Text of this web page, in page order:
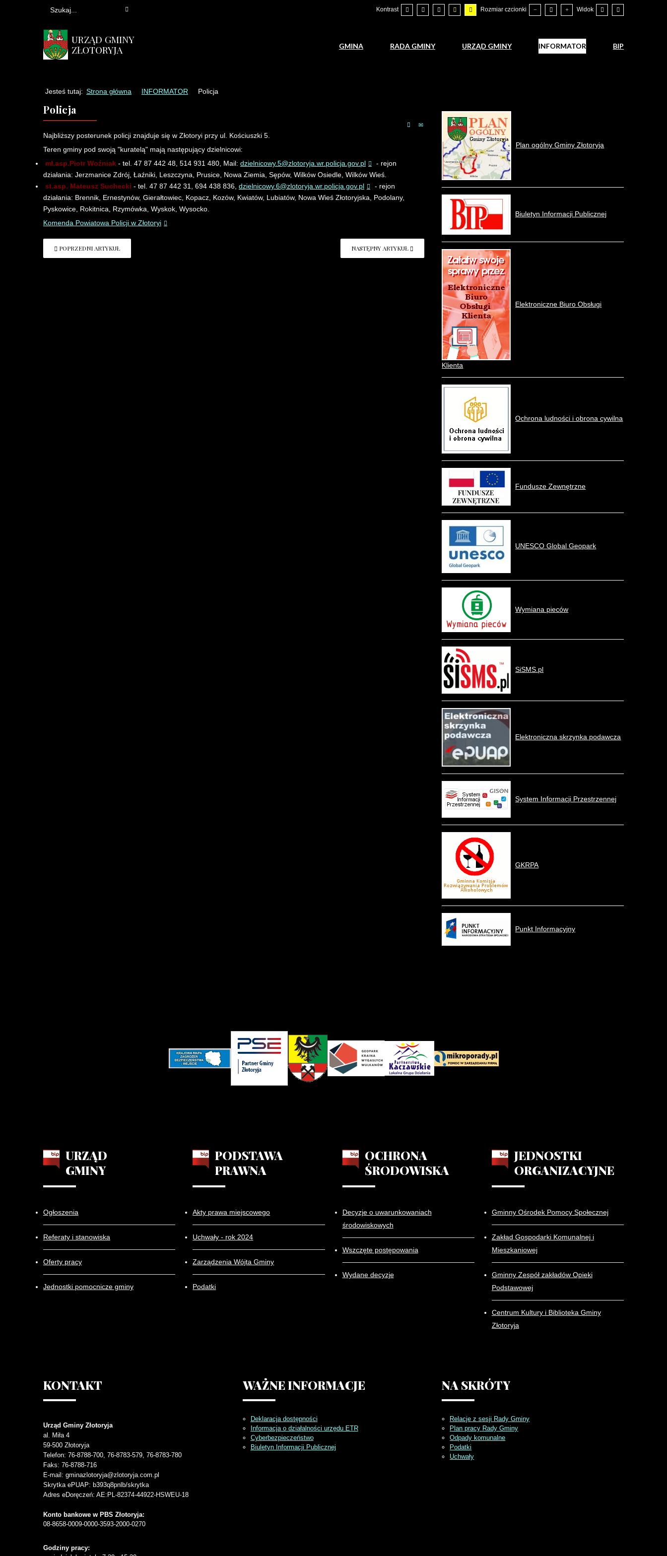
Kontrast Rozmiar czcionki Widok
URZĄD GMINY
ZŁOTORYJA
GMINA RADA GMINY URZĄD GMINY INFORMATOR BIP
Jesteś tutaj: Strona główna INFORMATOR Policja
Policja
Najbliższy posterunek policji znajduje się w Złotoryi przy ul. Kościuszki 5.
Teren gminy pod swoją "kuratelą" mają następujący dzielnicowi:
mł.asp.Piotr Woźniak - tel. 47 87 442 48, 514 931 480, Mail: dzielnicowy.5@zlotoryja.wr.policja.gov.pl
- rejon
działania: Jerzmanice Zdrój, Łaźniki, Leszczyna, Prusice, Nowa Ziemia, Sępów, Wilków Osiedle, Wilków Wieś.
st.asp. Mateusz Suchecki - tel. 47 87 442 31, 694 438 836, dzielnicowy.6@zlotoryja.wr.policja.gov.pl
- rejon
działania: Brennik, Ernestynów, Gierałtowiec, Kopacz, Kozów, Kwiatów, Lubiatów, Nowa Wieś Złotoryjska, Podolany,
Pyskowice, Rokitnica, Rzymówka, Wyskok, Wysocko.
Komenda Powiatowa Policji w Złotoryi
POPRZEDNI ARTYKUŁ NASTĘPNY ARTYKUŁ
Plan ogólny Gminy Złotoryja
Biuletyn Informacji Publicznej
Elektroniczne Biuro Obsługi
Klienta
Ochrona ludności i obrona cywilna
Fundusze Zewnętrzne
UNESCO Global Geopark
Wymiana pieców
SiSMS.pl
Elektroniczna skrzynka podawcza
System Informacji Przestrzennej
GKRPA
Punkt Informacyjny
URZĄD
GMINY
Ogłoszenia
Referaty i stanowiska
Oferty pracy
Jednostki pomocnicze gminy
PODSTAWA
PRAWNA
Akty prawa miejscowego
Uchwały - rok 2024
Zarządzenia Wójta Gminy
Podatki
OCHRONA
ŚRODOWISKA
Decyzje o uwarunkowaniach
środowiskowych
Wszczęte postępowania
Wydane decyzje
JEDNOSTKI
ORGANIZACYJNE
Gminny Ośrodek Pomocy Społecznej
Zakład Gospodarki Komunalnej i
Mieszkaniowej
Gminny Zespół zakładów Opieki
Podstawowej
Centrum Kultury i Biblioteka Gminy
Złotoryja
KONTAKT
Urząd Gminy Złotoryja
al. Miła 4
59-500 Złotoryja
Telefon: 76-8788-700, 76-8783-579, 76-8783-780
Faks: 76-8788-716
E-mail: gminazlotoryja@zlotoryja.com.pl
Skrytka ePUAP: b393q8pnlb/skrytka
Adres eDoręczeń: AE:PL-82374-44922-HSWEU-18
Konto bankowe w PBS Złotoryja:
08-8658-0009-0000-3593-2000-0270
Godziny pracy:
WAŻNEINFORMACJE
Deklaracja dostępności
Informacja o działalności urzędu ETR
Cyberbezpieczeństwo
Biuletyn Informacji Publicznej
NA SKRÓTY
Relacje z sesji Rady Gminy
Plan pracy Rady Gminy
Odpady komunalne
Podatki
Uchwały